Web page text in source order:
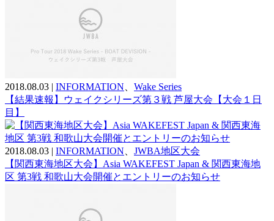
2018.08.03 | INFORMATION
Wake Series
【結果速報】ウェイクシリーズ第３戦 芦屋大会【大会１日
目】
2018.08.03 | INFORMATION
JWBA地区大会
【関西東海地区大会】Asia WAKEFEST Japan & 関西東海地
区 第3戦 和歌山大会開催とエントリーのお知らせ